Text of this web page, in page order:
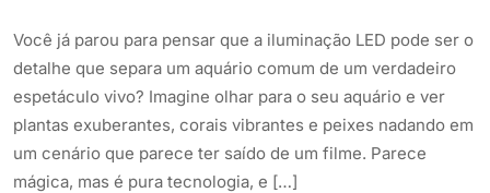
Você já parou para pensar que a iluminação LED pode ser o
detalhe que separa um aquário comum de um verdadeiro
espetáculo vivo? Imagine olhar para o seu aquário e ver
plantas exuberantes, corais vibrantes e peixes nadando em
um cenário que parece ter saído de um filme. Parece
mágica, mas é pura tecnologia, e […]